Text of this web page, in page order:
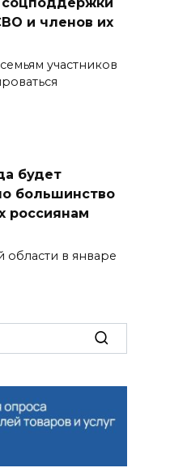
и членов их
участников
будет
большинство
россиянам
в январе